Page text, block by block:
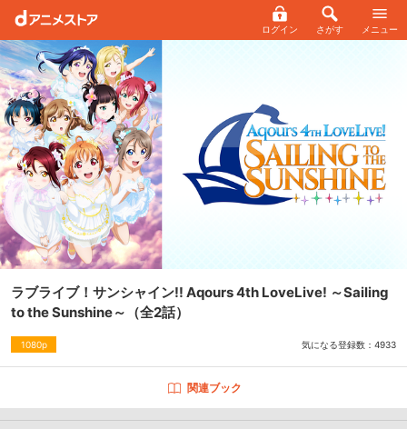
ログイン さがす メニュー
ラブライブ！サンシャイン!! Aqours 4th LoveLive! ～Sailing
to the Sunshine～ （全2話）
1080p 気になる登録数： 4933
関連ブック